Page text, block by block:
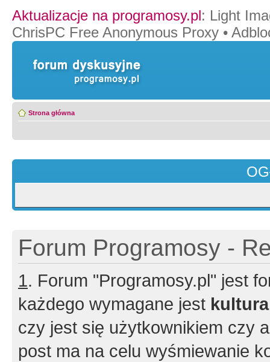
Aktualizacje na programosy.pl: Light
ChrisPC Free Anonymous Proxy •
Strona główna
Forum Programosy -
1. Forum "Programosy.pl" jest
każdego wymagane jest
czy jest się użytkownikiem czy
post ma na celu wyśmiewanie